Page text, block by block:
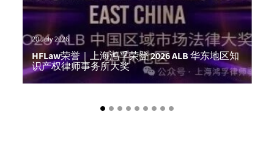
20 July 2026
HFLaw荣誉｜上海鸿孚荣登 2026 ALB 华东地区知
识产权律师事务所大奖